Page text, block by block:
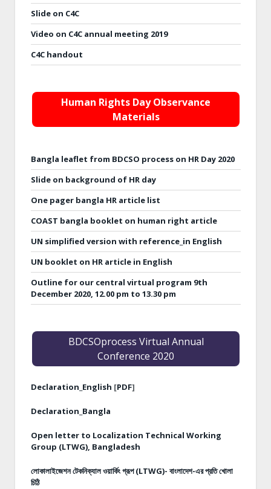
Slide on C4C
Video on C4C annual meeting 2019
C4C handout
Human Rights Day Observance
Materials
Bangla leaflet from BDCSO process on HR Day 2020
Slide on background of HR day
One pager bangla HR article list
COAST bangla booklet on human right article
UN simplified version with reference_in English
UN booklet on HR article in English
Outline for our central virtual program 9th
December 2020, 12.00 pm to 13.30 pm
BDCSOprocess Virtual Annual
Conference 2020
Declaration_English [PDF]
Declaration_Bangla
Open letter to Localization Technical Working
Group (LTWG), Bangladesh
লোকালাইজেশন টেকনিক্যাল ওয়ার্কিং গ্রূপ (LTWG)- বাংলাদেশ-এর প্রতি খোলা
চিঠি